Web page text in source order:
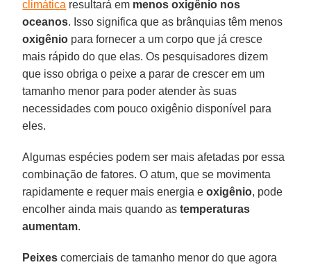
climática resultará em menos oxigênio nos
oceanos. Isso significa que as brânquias têm menos
oxigênio para fornecer a um corpo que já cresce
mais rápido do que elas. Os pesquisadores dizem
que isso obriga o peixe a parar de crescer em um
tamanho menor para poder atender às suas
necessidades com pouco oxigênio disponível para
eles.
Algumas espécies podem ser mais afetadas por essa
combinação de fatores. O atum, que se movimenta
rapidamente e requer mais energia eoxigênio, pode
encolher ainda mais quando astemperaturas
aumentam.
Peixes comerciais de tamanho menor do que agora